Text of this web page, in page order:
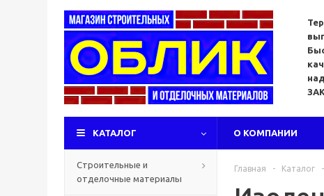
КАТАЛОГ О КОМПАНИИ
Строительные и
отделочные материалы
Главная - Каталог -